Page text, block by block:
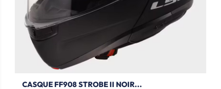
CASQUE FF908 STROBE II NOIR...